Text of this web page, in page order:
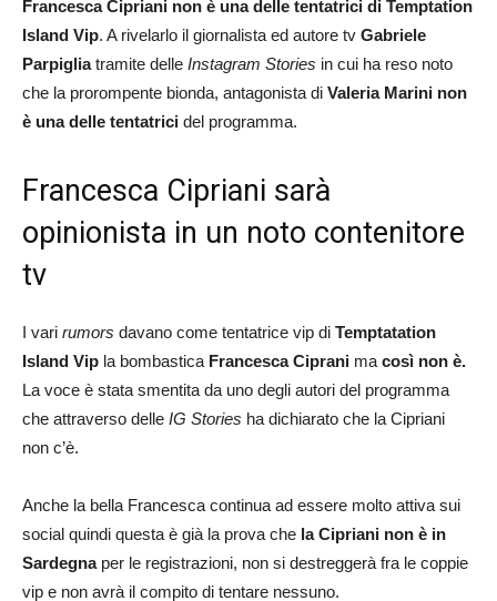
Francesca Cipriani non è una delle tentatrici di Temptation
Island Vip. A rivelarlo il giornalista ed autore tv Gabriele
Parpigliatramite delle Instagram Stories in cui ha reso noto
che la prorompente bionda, antagonista di Valeria Marini non
è una delle tentatrici del programma.
Francesca Cipriani sarà
opinionista in un noto contenitore
tv
I vari rumors davano come tentatrice vip di Temptatation
Island Vip la bombastica Francesca Ciprani ma così non è.
La voce è stata smentita da uno degli autori del programma
che attraverso delle IG Stories ha dichiarato che la Cipriani
non c’è.
Anche la bella Francesca continua ad essere molto attiva sui
social quindi questa è già la prova che la Cipriani non è in
Sardegnaper le registrazioni, non si destreggerà fra le coppie
vip e non avrà il compito di tentare nessuno.